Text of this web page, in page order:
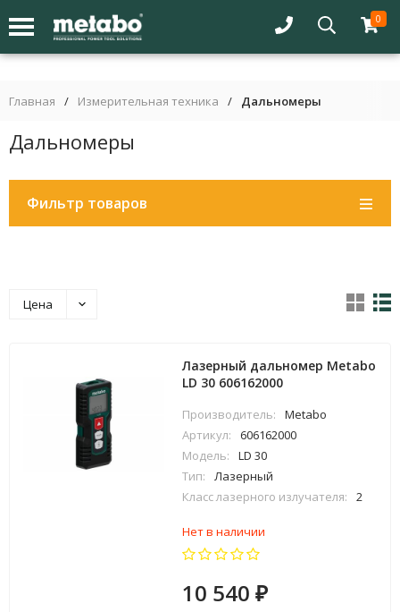
0
Главная / Измерительная техника / Дальномеры
Дальномеры
Фильтр товаров
Цена
Лазерный дальномер Metabo
LD 30 606162000
Производитель:
Metabo
Артикул:
606162000
Модель:
LD 30
Тип:
Лазерный
Класс лазерного излучателя:
2
Нет в наличии
10 540₽